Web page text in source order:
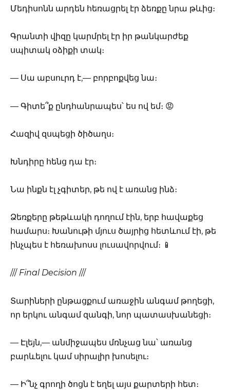
Մեդիսոնն արդեն հեռացրել էր ձեռքը նրա թևից։
Գրանտի վիզը կարմրել էր իր թանկարժեք
սպիտակ օձիքի տակ։
— Սա աբսուրդ է,— բորբոքվեց նա։
— Գիտե՞ք ընդհանրապես՝ ես ով եմ։ 😡
Հազիվ զսպեցի ծիծաղս։
Խնդիրը հենց դա էր։
Նա ինքն էլ չգիտեր, թե ով է առանց ինձ։
Ձեռքերը թեթևակի դողում էին, երբ հավաքեց
համարս։ Խանութի մյուս ծայրից հետևում էի, թե
ինչպես է հեռախոսս լուսավորվում։ 📱
/// Final Decision ///
Տարիների ընթացքում առաջին անգամ թողեցի,
որ երկու անգամ զանգի, նոր պատասխանեցի։
— Էլեյն,— անմիջապես մռնչաց նա՝ առանց
բարևելու կամ սիրալիր խոսելու։
— Ի՞նչ գրողի ծոցն է եղել այս քարտերի հետ։